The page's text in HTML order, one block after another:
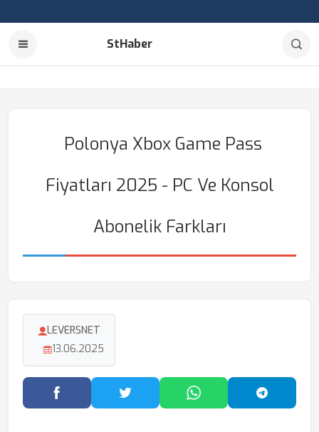
StHaber
Polonya Xbox Game Pass
Fiyatları 2025 - PC Ve Konsol
Abonelik Farkları
LEVERSNET
13.06.2025
Facebook'ta PaylaşTwitter'da PaylaşWhatsApp'ta Paylaş